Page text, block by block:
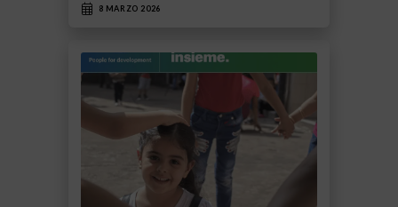
8 MARZO 2026